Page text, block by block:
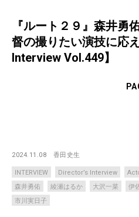
『ルート２９』森井
督の撮りたい演技に応
Interview Vol.449】
2024.11.08 香田史生
INTERVIEW Director’s Interview
森井勇佑
綾瀬はるか 大沢一菜 伊
市川実日子